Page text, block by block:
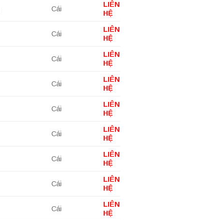
Cái
LIÊN
HỆ
Cái
LIÊN
HỆ
Cái
LIÊN
HỆ
Cái
LIÊN
HỆ
Cái
LIÊN
HỆ
Cái
LIÊN
HỆ
Cái
LIÊN
HỆ
Cái
LIÊN
HỆ
Cái
LIÊN
HỆ